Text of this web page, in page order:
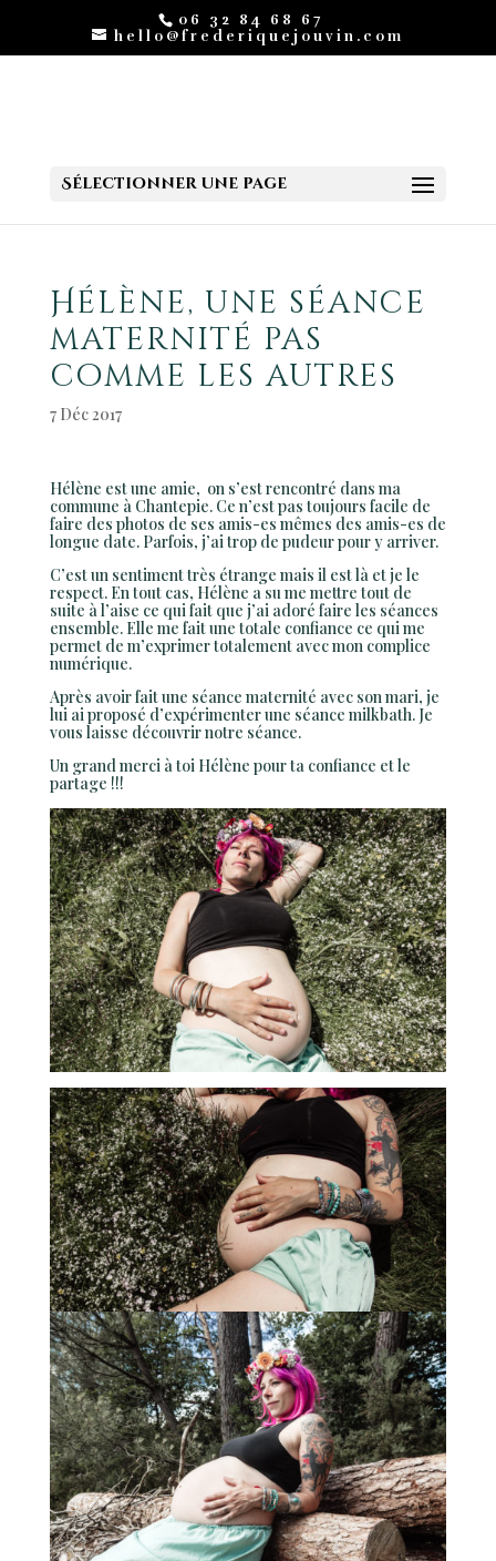
06 32 84 68 67
hello@frederiquejouvin.com
Sélectionner une page
Hélène, une séance
maternité pas
comme les autres
7 Déc 2017
Hélène est une amie, on s’est rencontré dans ma
commune à Chantepie. Ce n’est pas toujours facile de
faire des photos de ses amis-es mêmes des amis-es de
longue date. Parfois, j’ai trop de pudeur pour y arriver.
C’est un sentiment très étrange mais il est là et je le
respect. En tout cas, Hélène a su me mettre tout de
suite à l’aise ce qui fait que j’ai adoré faire les séances
ensemble. Elle me fait une totale confiance ce qui me
permet de m’exprimer totalement avec mon complice
numérique.
Après avoir fait une séance maternité avec son mari, je
lui ai proposé d’expérimenter une séance milkbath. Je
vous laisse découvrir notre séance.
Un grand merci à toi Hélène pour ta confiance et le
partage !!!